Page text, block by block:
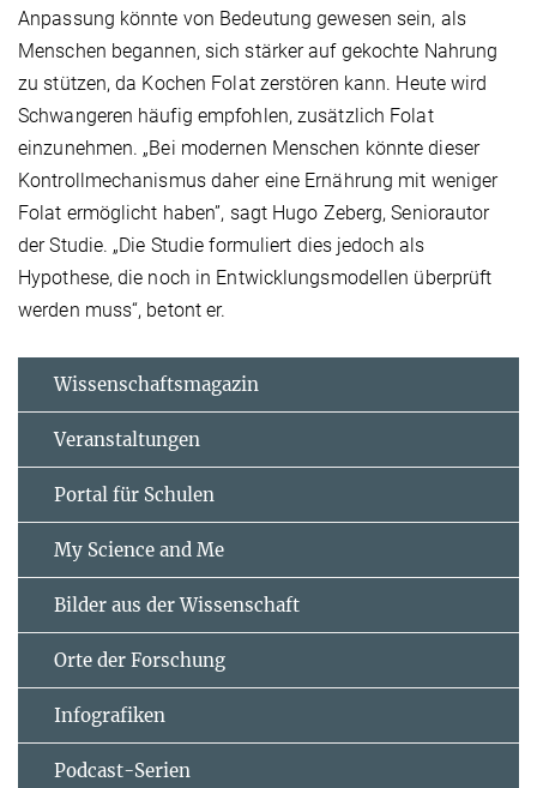
Anpassung könnte von Bedeutung gewesen sein, als
Menschen begannen, sich stärker auf gekochte Nahrung
zu stützen, da Kochen Folat zerstören kann. Heute wird
Schwangeren häufig empfohlen, zusätzlich Folat
einzunehmen. „Bei modernen Menschen könnte dieser
Kontrollmechanismus daher eine Ernährung mit weniger
Folat ermöglicht haben”, sagt Hugo Zeberg, Seniorautor
der Studie. „Die Studie formuliert dies jedoch als
Hypothese, die noch in Entwicklungsmodellen überprüft
werden muss“, betont er.
Wissenschaftsmagazin
Veranstaltungen
Portal für Schulen
My Science and Me
Bilder aus der Wissenschaft
Orte der Forschung
Infografiken
Podcast-Serien